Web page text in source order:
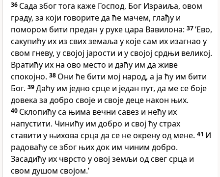
36 Сада због тога каже Господ, Бог Израиља, овом
граду, за који говорите да ће мачем, глађу и
помором бити предан у руке цара Вавилона: 37’Ево,
сакупићу их из свих земаља у које сам их изагнао у
свом гневу, у својој јарости и у својој срдњи великој.
Вратићу их на ово место и даћу им да живе
спокојно. 38 Они ће бити мој народ, а ја ћу им бити
Бог. 39Даћу им једно срце и један пут, да ме се боје
довека за добро своје и своје деце након њих.
40 Склопићу са њима вечни савез и нећу их
напустити. Чинићу им добро и свој ћу страх
ставити у њихова срца да се не окрену од мене. 41 И
радоваћу се због њих док им чиним добро.
Засадићу их чврсто у овој земљи од свег срца и
свом душом својом.’